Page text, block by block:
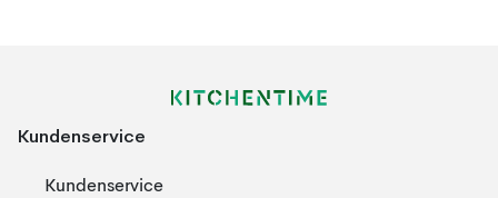
Kundenservice
Kundenservice